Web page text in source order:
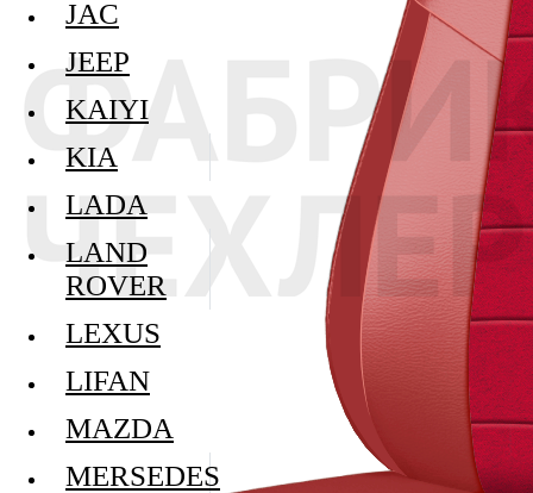
JAC
JEEP
KAIYI
KIA
LADA
LAND
ROVER
LEXUS
LIFAN
MAZDA
MERSEDES